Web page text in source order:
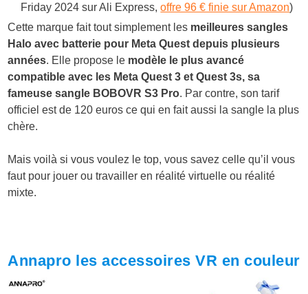
Friday 2024 sur Ali Express,offre 96 € finie sur Amazon)
Cette marque fait tout simplement les meilleures sangles
Halo avec batterie pour Meta Quest depuis plusieurs
années. Elle propose le modèle le plus avancé
compatible avec les Meta Quest 3 et Quest 3s, sa
fameuse sangle BOBOVR S3 Pro. Par contre, son tarif
officiel est de 120 euros ce qui en fait aussi la sangle la plus
chère.
Mais voilà si vous voulez le top, vous savez celle qu’il vous
faut pour jouer ou travailler en réalité virtuelle ou réalité
mixte.
Annapro les accessoires VR en couleur